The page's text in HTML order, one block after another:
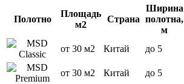
Полотно
Площадь
м2
Страна
Ширина
полотна,
м
от 30 м2
Китай до 5
от 30 м2
Китай до 5